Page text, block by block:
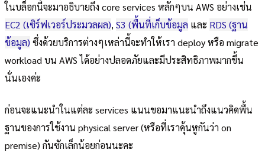
ในบล็อกนี้จะมาอธิบายถึง core services หลักๆบน AWS อย่างเช่น
EC2 (เซิร์ฟเวอร์ประมวลผล), S3 (พื้นที่เก็บข้อมูล และ RDS (ฐาน
ข้อมูล) ซึ่งด้วยบริการต่างๆเหล่านี้จะทำให้เรา deploy หรือ migrate
workload บน AWS ได้อย่างปลอดภัยและมีประสิทธิภาพมากขึ้น
นั่นเองค่ะ
ก่อนจะแนะนำในแต่ละ services แนนขอมาแนะนำถึงแนวคิดพื้น
ฐานของการใช้งาน physical server (หรือที่เราคุ้นหูกันว่า on
premise) กันซักเล็กน้อยก่อนนะคะ